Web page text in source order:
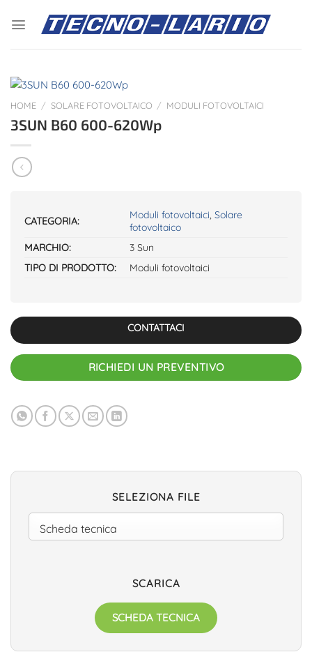
HOME / SOLARE FOTOVOLTAICO / MODULI FOTOVOLTAICI
3SUN B60 600-620Wp
CATEGORIA: Moduli fotovoltaici, Solare
fotovoltaico
MARCHIO:
3 Sun
TIPO DI PRODOTTO:
Moduli fotovoltaici
CONTATTACI
RICHIEDI UN PREVENTIVO
SELEZIONA FILE
SCARICA
SCHEDA TECNICA